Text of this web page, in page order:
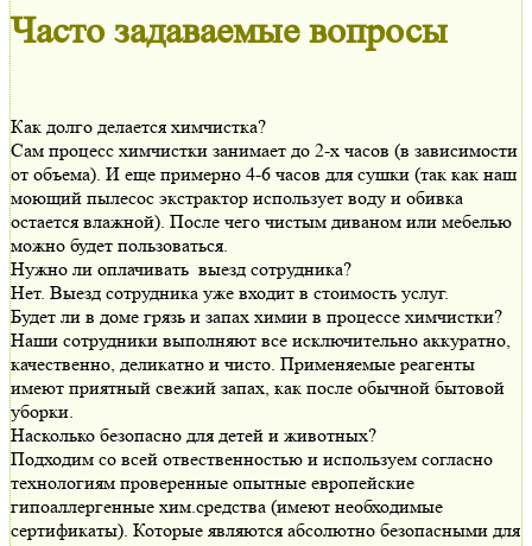
Часто задаваемые вопросы
Как долго делается химчистка?
Сам процесс химчистки занимает до 2-х часов (в зависимости
от объема). И еще примерно 4-6 часов для сушки (так как наш
моющий пылесос экстрактор использует воду и обивка
остается влажной). После чего чистым диваном или мебелью
можно будет пользоваться.
Нужно ли оплачивать выезд сотрудника?
Нет. Выезд сотрудника уже входит в стоимость услуг.
Будет ли в доме грязь и запах химии в процессе химчистки?
Наши сотрудники выполняют все исключительно аккуратно,
качественно, деликатно и чисто. Применяемые реагенты
имеют приятный свежий запах, как после обычной бытовой
уборки.
Насколько безопасно для детей и животных?
Подходим со всей отвественностью и используем согласно
технологиям проверенные опытные европейские
гипоаллергенные хим.средства (имеют необходимые
сертификаты). Которые являются абсолютно безопасными для